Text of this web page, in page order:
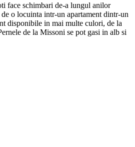
face schimbari de-a lungul anilor
o locuinta intr-un apartament dintr-un
disponibile in mai multe culori, de la
de la Missoni se pot gasi in alb si